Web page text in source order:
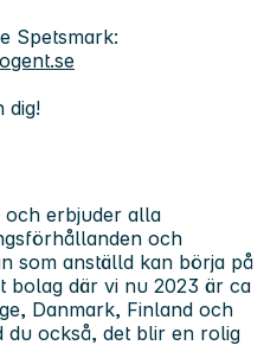
Spetsmark:
dig!
och erbjuder alla
och
som anställd kan börja på
bolag där vi nu 2023 är ca
Danmark, Finland och
också, det blir en rolig